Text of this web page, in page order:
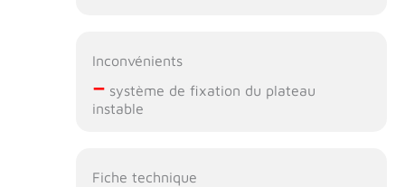
Inconvénients
–système de fixation du plateau
instable
Fiche technique